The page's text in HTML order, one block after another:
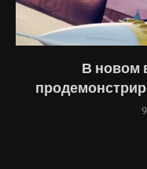
В новом